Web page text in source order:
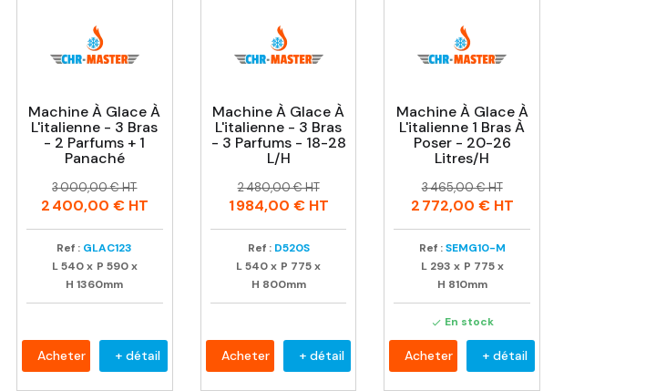
Machine À Glace À
L'italienne - 3 Bras
- 2 Parfums + 1
Panaché
Prix
Prix
habituel
3 000,00 € HT
2 400,00 €HT
Ref : GLAC123
L540x P 590x
H 1360mm
Acheter + détail
Machine À Glace À
L'italienne - 3 Bras
- 3 Parfums - 18-28
L/H
Prix
Prix
habituel
2 480,00 € HT
1 984,00 €HT
Ref : D520S
L540x P 775x
H 800mm
Acheter + détail
Machine À Glace À
L'italienne 1 Bras À
Poser - 20-26
Litres/h
Prix
Prix
habituel
3 465,00 € HT
2 772,00 €HT
Ref : SEMG10-M
L 293 x P 775 x
H 810mm
 En stock
Acheter + détail